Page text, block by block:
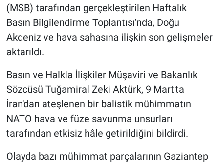
(MSB) tarafından gerçekleştirilen Haftalık
Basın Bilgilendirme Toplantısı'nda, Doğu
Akdeniz ve hava sahasına ilişkin son gelişmeler
aktarıldı.
Basın ve Halkla İlişkiler Müşaviri ve Bakanlık
Sözcüsü Tuğamiral Zeki Aktürk, 9 Mart'ta
İran'dan ateşlenen bir balistik mühimmatın
NATO hava ve füze savunma unsurları
tarafından etkisiz hâle getirildiğini bildirdi.
Olayda bazı mühimmat parçalarının Gaziantep